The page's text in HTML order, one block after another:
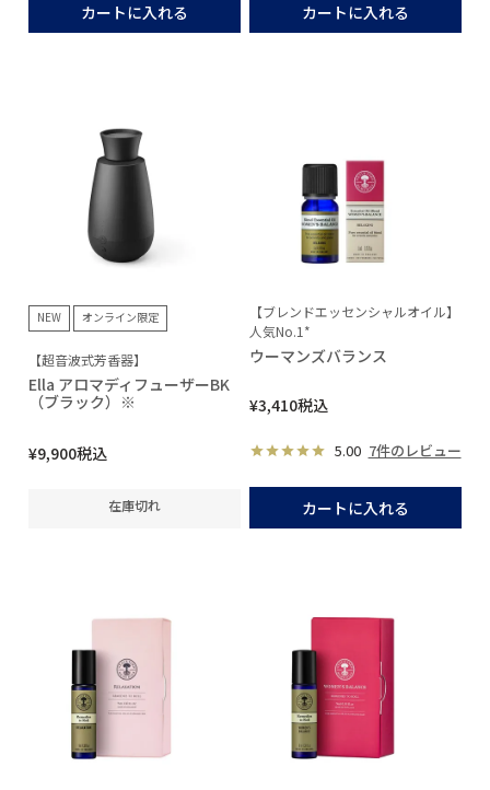
カートに入れる カートに入れる
NEW オンライン限定
【超音波式芳香器】
Ella アロマディフューザーBK
（ブラック）※
¥9,900税込
在庫切れ
【ブレンドエッセンシャルオイル】
人気No.1*
ウーマンズバランス
¥3,410税込
5.00 7件のレビュー
カートに入れる